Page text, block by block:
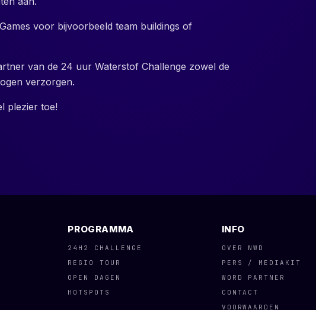
voor bijvoorbeeld team buildings of
van de 24 uur Waterstof Challenge zowel de
verzorgen.
plezier toe!
PROGRAMMA
24H2 CHALLENGE
REGIO TOUR
OPEN DAGEN
HOTSPOTS
INFO
OVER NWD
PERS / MEDIAKIT
WORD PARTNER
CONTACT
VOORWAARDEN